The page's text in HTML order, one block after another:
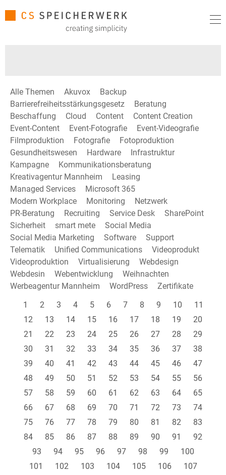
Alle Themen Akuvox
Backup
Barrierefreiheitsstärkungsgesetz
Beratung
Beschaffung
Cloud Content
Content Creation
Event-Content
Event-Fotografie
Event-Videografie
Filmproduktion
Fotografie
Fotoproduktion
Gesundheitswesen
Hardware
Infrastruktur
Kampagne
Kommunikationsberatung
Kreativagentur Mannheim
Leasing
Managed Services
Microsoft 365
Modern Workplace
Monitoring
Netzwerk
PR-Beratung
Recruiting Service Desk
SharePoint
Sicherheit
smart mete
Social Media
Social Media Marketing
Software
Support
Telematik
Unified Communications
Videoprodukt
Videoproduktion
Virtualisierung
Webdesign
Webdesin
Webentwicklung
Weihnachten
Werbeagentur Mannheim
WordPress
Zertifikate
1
2 3 4 5 6 7 8 9 10
11
12
13 14 15 16 17 18 19
20
21
22 23 24 25 26 27 28
29
30
31 32 33 34 35 36 37
38
39
40 41 42 43 44 45 46
47
48
49 50 51 52 53 54 55
56
57
58 59 60 61 62 63 64
65
66
67 68 69 70 71 72 73
74
75
76 77 78 79 80 81 82
83
84
85 86 87 88 89 90 91
92
93
94 95 96 97 98 99
100
101
102 103 104 105 106
107